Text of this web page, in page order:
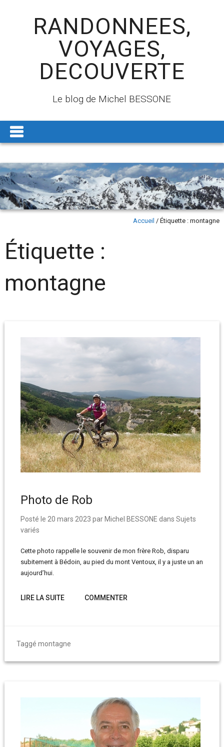
RANDONNEES,
VOYAGES,
DECOUVERTE
Le blog de Michel BESSONE
Accueil /Étiquette :montagne
Étiquette :
montagne
Photo de Rob
Posté le 20 mars 2023 par Michel BESSONE dans Sujets
variés
Cette photo rappelle le souvenir de mon frère Rob, disparu
subitement à Bédoin, au pied du mont Ventoux, il y a juste un an
aujourd’hui.
LIRE LA SUITE COMMENTER
Taggé montagne